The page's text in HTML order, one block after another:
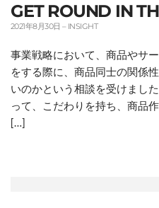
GET ROUND IN
2021年8月30日 – INSIGHT
事業戦略において、商品やサ
をする際に、商品同士の関係
いのかという相談を受けまし
って、こだわりを持ち、商品
[…]